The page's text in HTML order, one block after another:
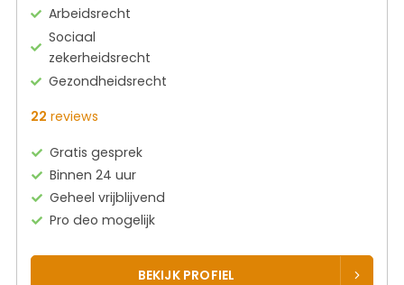
Arbeidsrecht
Sociaal
zekerheidsrecht
Gezondheidsrecht
22 reviews
Gratis gesprek
Binnen 24 uur
Geheel vrijblijvend
Pro deo mogelijk
BEKIJK PROFIEL